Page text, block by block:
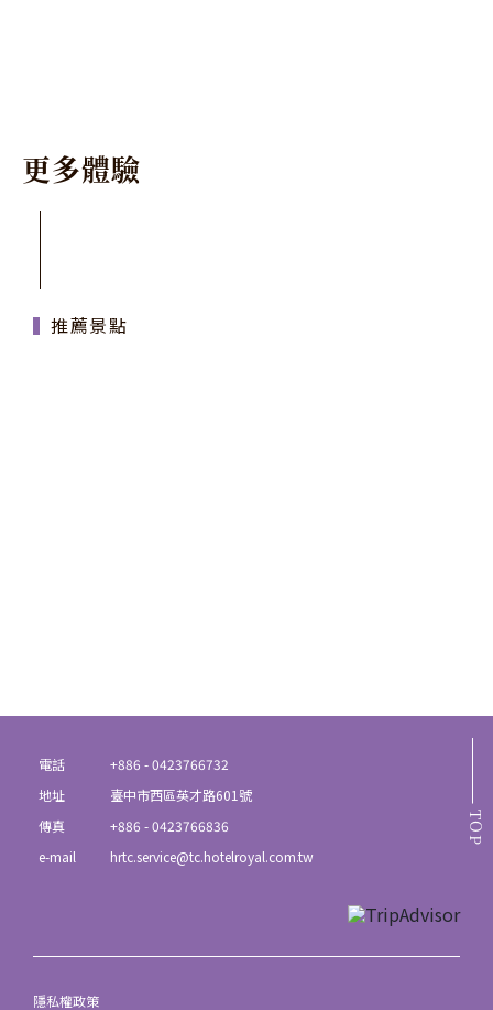
更多體驗
推薦景點
TOP
電話
+886 - 0423766732
地址
臺中市西區英才路601號
傳真
+886 - 0423766836
e-mail
hrtc.service@tc.hotelroyal.com.tw
隱私權政策